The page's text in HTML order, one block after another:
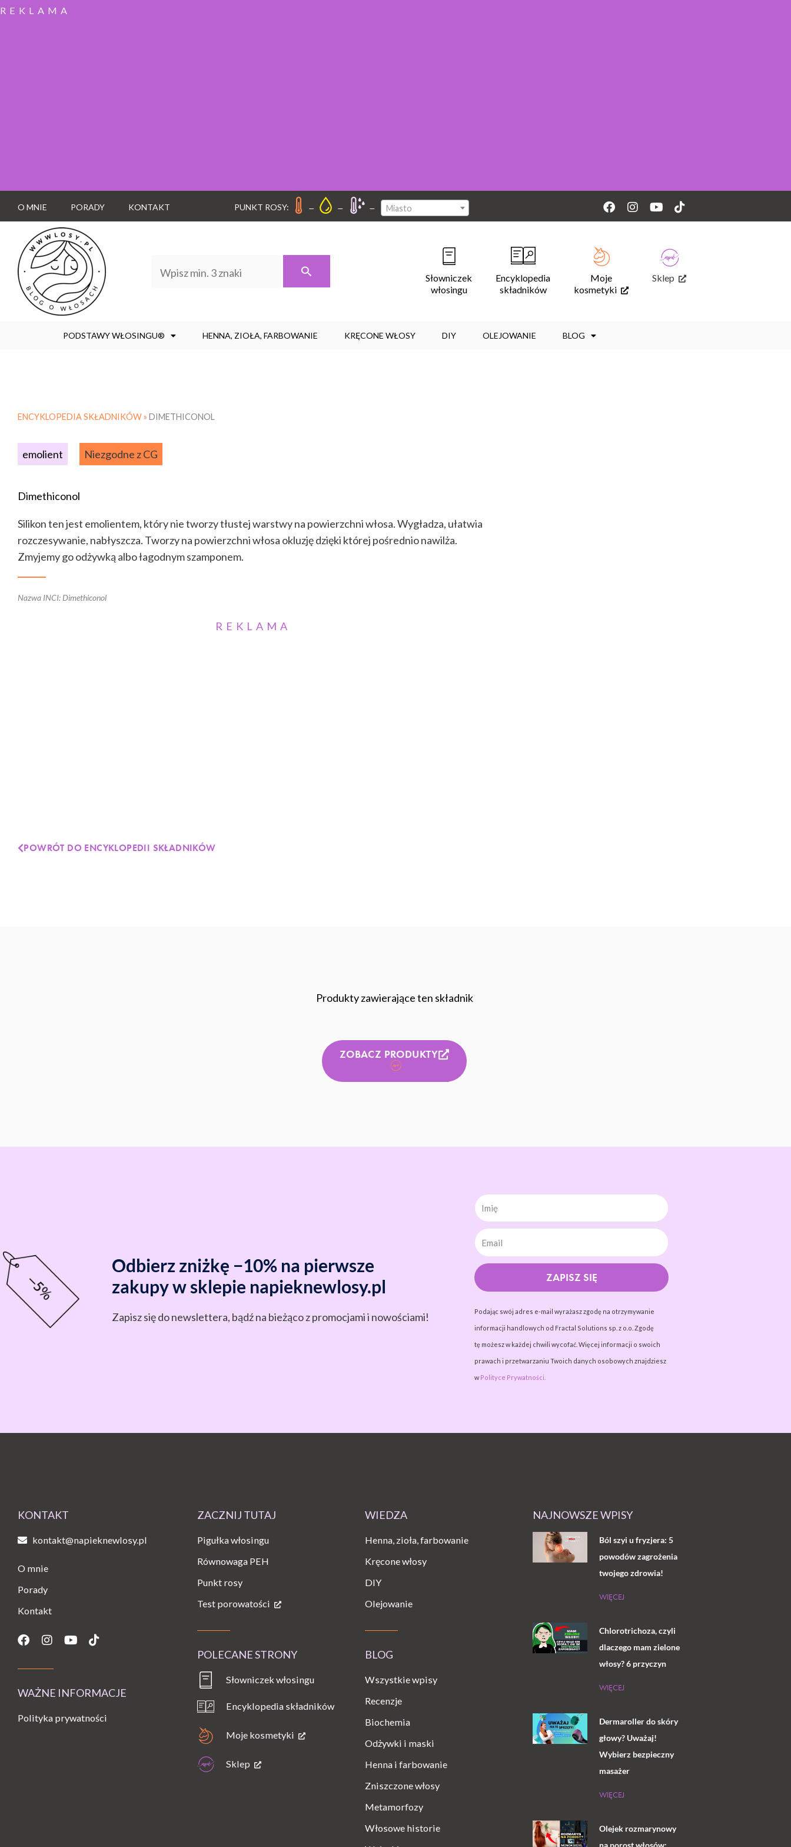
REKLAMA
O MNIE PORADY KONTAKT PUNKT ROSY: – – – Miasto Facebook
Instagram
YoutubeTiktok
Słowniczek
włosingu
Encyklopedia
składników
Moje
kosmetyki
Sklep
PODSTAWY WŁOSINGU® HENNA, ZIOŁA, FARBOWANIE KRĘCONE WŁOSY DIY OLEJOWANIE BLOG
ENCYKLOPEDIA SKŁADNIKÓW » DIMETHICONOL
emolient Niezgodne z CG
Dimethiconol
Silikon ten jest emolientem, który nie tworzy tłustej warstwy na powierzchni włosa. Wygładza, ułatwia
rozczesywanie, nabłyszcza. Tworzy na powierzchni włosa okluzję dzięki której pośrednio nawilża.
Zmyjemy go odżywką albo łagodnym szamponem.
Nazwa INCI: Dimethiconol
REKLAMA
POWRÓT DO ENCYKLOPEDII SKŁADNIKÓW
Produkty zawierające ten składnik
ZOBACZ PRODUKTY
Odbierz zniżkę −10% na pierwsze
zakupy w sklepie napieknewlosy.pl
Zapisz się do newslettera, bądź na bieżąco z promocjami i nowościami!
Imię
ZAPISZ SIĘ
Podając swój adres e-mail wyrażasz zgodę na otrzymywanie
informacji handlowych od Fractal Solutions sp. z o.o. Zgodę
tę możesz w każdej chwili wycofać. Więcej informacji o swoich
prawach i przetwarzaniu Twoich danych osobowych znajdziesz
w Polityce Prywatności.
KONTAKT
kontakt@napieknewlosy.pl
O mnie
Porady
Kontakt
Facebook
Instagram
YoutubeTiktok
WAŻNE INFORMACJE
Polityka prywatności
ZACZNIJ TUTAJ
Pigułka włosingu
Równowaga PEH
Punkt rosy
Test porowatości
POLECANE STRONY
Słowniczek włosingu
Encyklopedia składników
Moje kosmetyki
Sklep
WIEDZA
Henna, zioła, farbowanie
Kręcone włosy
DIY
Olejowanie
BLOG
Wszystkie wpisy
Recenzje
Biochemia
Odżywki i maski
Henna i farbowanie
Zniszczone włosy
Metamorfozy
Włosowe historie
NAJNOWSZE WPISY
Ból szyi u fryzjera: 5
powodów zagrożenia
twojego zdrowia!
WIĘCEJ
Chlorotrichoza, czyli
dlaczego mam zielone
włosy? 6 przyczyn
WIĘCEJ
Dermaroller do skóry
głowy? Uważaj!
Wybierz bezpieczny
masażer
WIĘCEJ
Olejek rozmarynowy
na porost włosów: